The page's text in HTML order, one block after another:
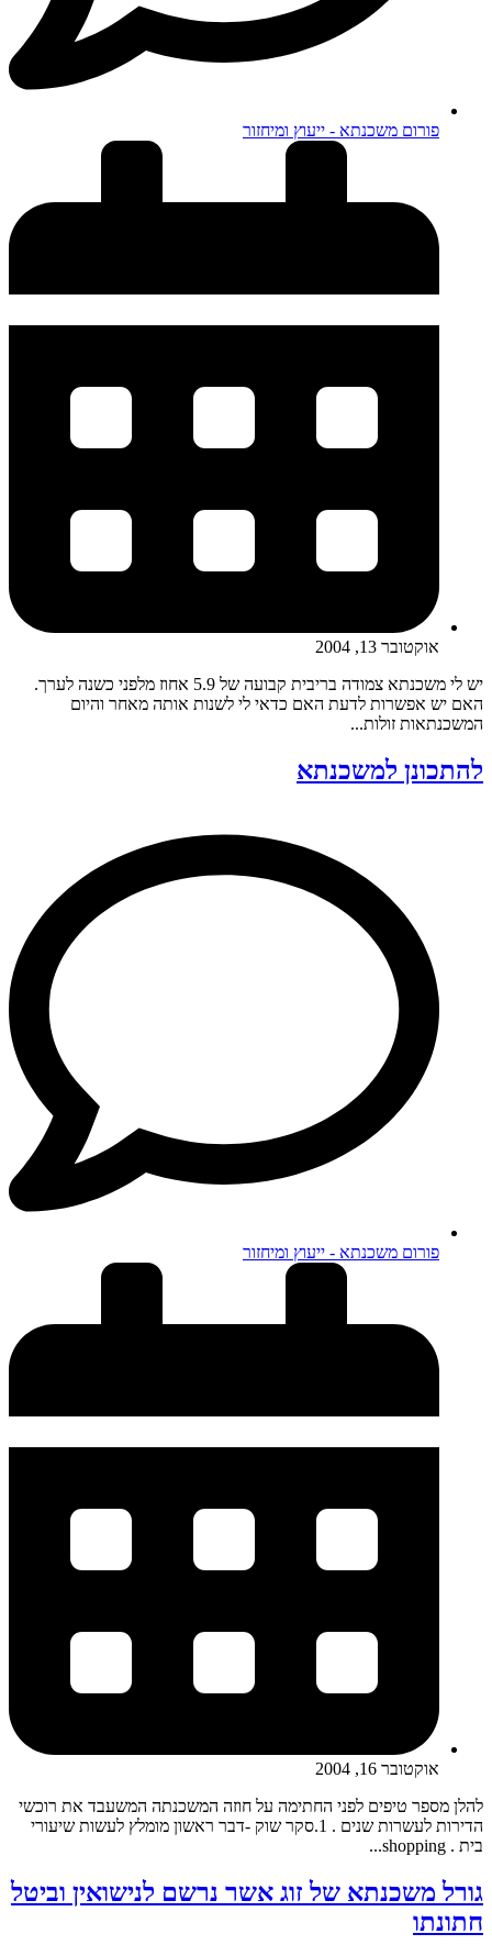
פורום משכנתא - ייעוץ ומיחזור
אוקטובר 13, 2004
יש לי משכנתא צמודה בריבית קבועה של 5.9 אחוז מלפני כשנה לערך.
האם יש אפשרות לדעת האם כדאי לי לשנות אותה מאחר והיום
המשכנתאות זולות...
להתכונן למשכנתא
פורום משכנתא - ייעוץ ומיחזור
אוקטובר 16, 2004
להלן מספר טיפים לפני החתימה על חוזה המשכנתה המשעבד את רוכשי
הדירות לעשרות שנים . 1.סקר שוק -דבר ראשון מומלץ לעשות שיעורי
בית . shopping...
גורל משכנתא של זוג אשר נרשם לנישואין וביטל
חתונתו